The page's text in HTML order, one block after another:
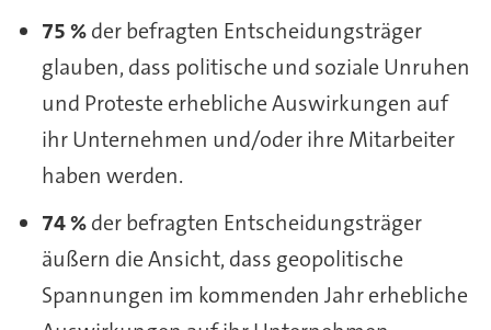
75 %der befragten Entscheidungsträger
glauben, dass politische und soziale Unruhen
und Proteste erhebliche Auswirkungen auf
ihr Unternehmen und/oder ihre Mitarbeiter
haben werden.
74 %der befragten Entscheidungsträger
äußern die Ansicht, dass geopolitische
Spannungen im kommenden Jahr erhebliche